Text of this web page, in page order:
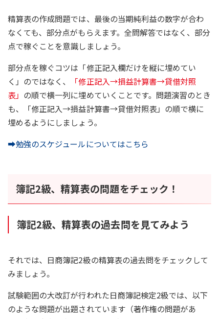
精算表の作成問題では、最後の当期純利益の数字が合わ
なくても、部分点がもらえます。全問解答ではなく、部分
点で稼ぐことを意識しましょう。
部分点を稼ぐコツは「修正記入欄だけを縦に埋めてい
く」のではなく、
「修正記入→損益計算書→貸借対照
表」 の順で横一列に埋めていくことです。問題演習のとき
も、「修正記入→損益計算書→貸借対照表」の順で横に
埋めるようにしましょう。
➡勉強のスケジュールについてはこちら
簿記2級、精算表の問題をチェック！
簿記2級、精算表の過去問を見てみよう
それでは、日商簿記2級の精算表の過去問をチェックして
みましょう。
試験範囲の大改訂が行われた日商簿記検定2級では、以下
のような問題が出題されています（著作権の問題があ